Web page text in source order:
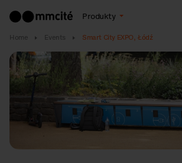
Produkty
Home Events Smart City EXPO, Łódź